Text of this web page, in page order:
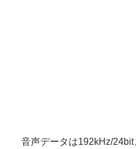
音声データは192kHz/24bit